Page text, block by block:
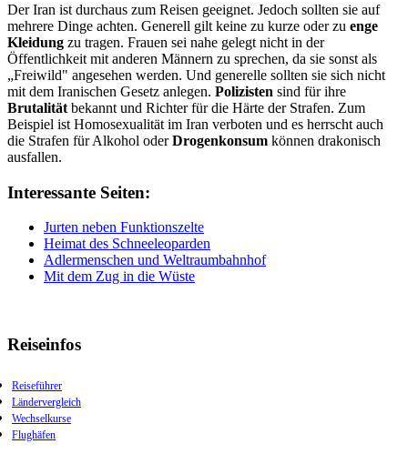
Der Iran ist durchaus zum Reisen geeignet. Jedoch sollten sie auf
mehrere Dinge achten. Generell gilt keine zu kurze oder zu enge
Kleidung zu tragen. Frauen sei nahe gelegt nicht in der
Öffentlichkeit mit anderen Männern zu sprechen, da sie sonst als
„Freiwild" angesehen werden. Und generelle sollten sie sich nicht
mit dem Iranischen Gesetz anlegen. Polizisten sind für ihre
Brutalität bekannt und Richter für die Härte der Strafen. Zum
Beispiel ist Homosexualität im Iran verboten und es herrscht auch
die Strafen für Alkohol oderDrogenkonsum können drakonisch
ausfallen.
Interessante Seiten:
Jurten neben Funktionszelte
Heimat des Schneeleoparden
Adlermenschen und Weltraumbahnhof
Mit dem Zug in die Wüste
Reiseinfos
Reiseführer
Ländervergleich
Wechselkurse
Flughäfen